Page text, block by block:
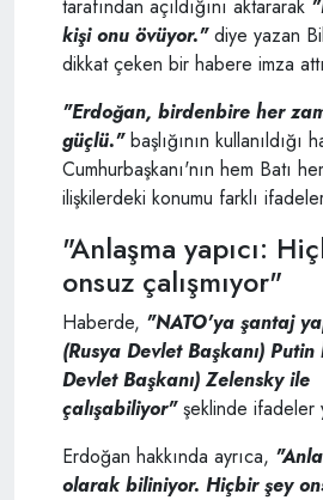
tarafından açıldığını aktararak
kişi onu övüyor."diye yazan
dikkat çeken bir habere imza
"Erdoğan, birdenbire her
güçlü."başlığının kullanıldığı
Cumhurbaşkanı'nın hem Batı
ilişkilerdeki konumu farklı
"Anlaşma yapıcı:
onsuz çalışmıyor"
Haberde, "NATO'ya şantaj
(Rusya Devlet Başkanı)
Devlet Başkanı) Zelensky ile
çalışabiliyor"şeklinde ifadeler
Erdoğan hakkında ayrıca,
olarak biliniyor. Hiçbir şey